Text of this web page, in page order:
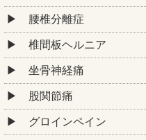
腰椎分離症
椎間板ヘルニア
坐骨神経痛
股関節痛
グロインペイン